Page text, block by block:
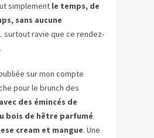
simplement le temps, de
sans aucune
surtout ravie que ce rendez-
sur mon compte
pour le brunch des
des émincés de
bois de hêtre parfumé
cream et mangue. Une